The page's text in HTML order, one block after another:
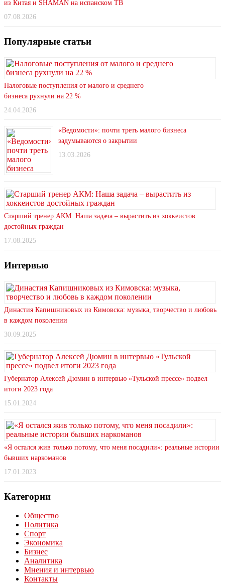
из Китая и SHAMAN на испанском ТВ
07.08.2026
Популярные статьи
Налоговые поступления от малого и среднего
бизнеса рухнули на 22 %
24.04.2026
«Ведомости»: почти треть малого бизнеса
задумываются о закрытии
13.03.2026
Старший тренер АКМ: Наша задача – вырастить из хоккеистов
достойных граждан
17.08.2025
Интервью
Династия Капишниковых из Кимовска: музыка, творчество и любовь
в каждом поколении
30.09.2025
Губернатор Алексей Дюмин в интервью «Тульской прессе» подвел
итоги 2023 года
15.01.2024
«Я остался жив только потому, что меня посадили»: реальные истории
бывших наркоманов
17.01.2023
Категории
Общество
Политика
Спорт
Экономика
Бизнес
Аналитика
Мнения и интервью
Контакты